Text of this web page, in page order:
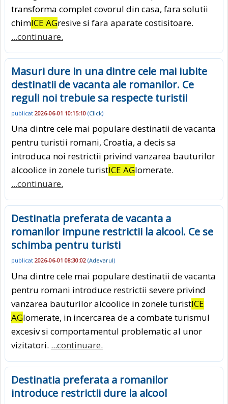
transforma complet covorul din casa, fara solutii
chimICE AGresive si fara aparate costisitoare.
...continuare.
Masuri dure in una dintre cele mai iubite
destinatii de vacanta ale romanilor. Ce
reguli noi trebuie sa respecte turistii
publicat 2026-06-01 10:15:10 (Click)
Una dintre cele mai populare destinatii de vacanta
pentru turistii romani, Croatia, a decis sa
introduca noi restrictii privind vanzarea bauturilor
alcoolice in zonele turistICE AGlomerate.
...continuare.
Destinatia preferata de vacanta a
romanilor impune restrictii la alcool. Ce se
schimba pentru turisti
publicat 2026-06-01 08:30:02 (Adevarul)
Una dintre cele mai populare destinatii de vacanta
pentru romani introduce restrictii severe privind
vanzarea bauturilor alcoolice in zonele turistICE
AGlomerate, in incercarea de a combate turismul
excesiv si comportamentul problematic al unor
vizitatori. ...continuare.
Destinatia preferata a romanilor
introduce restrictii dure la alcool